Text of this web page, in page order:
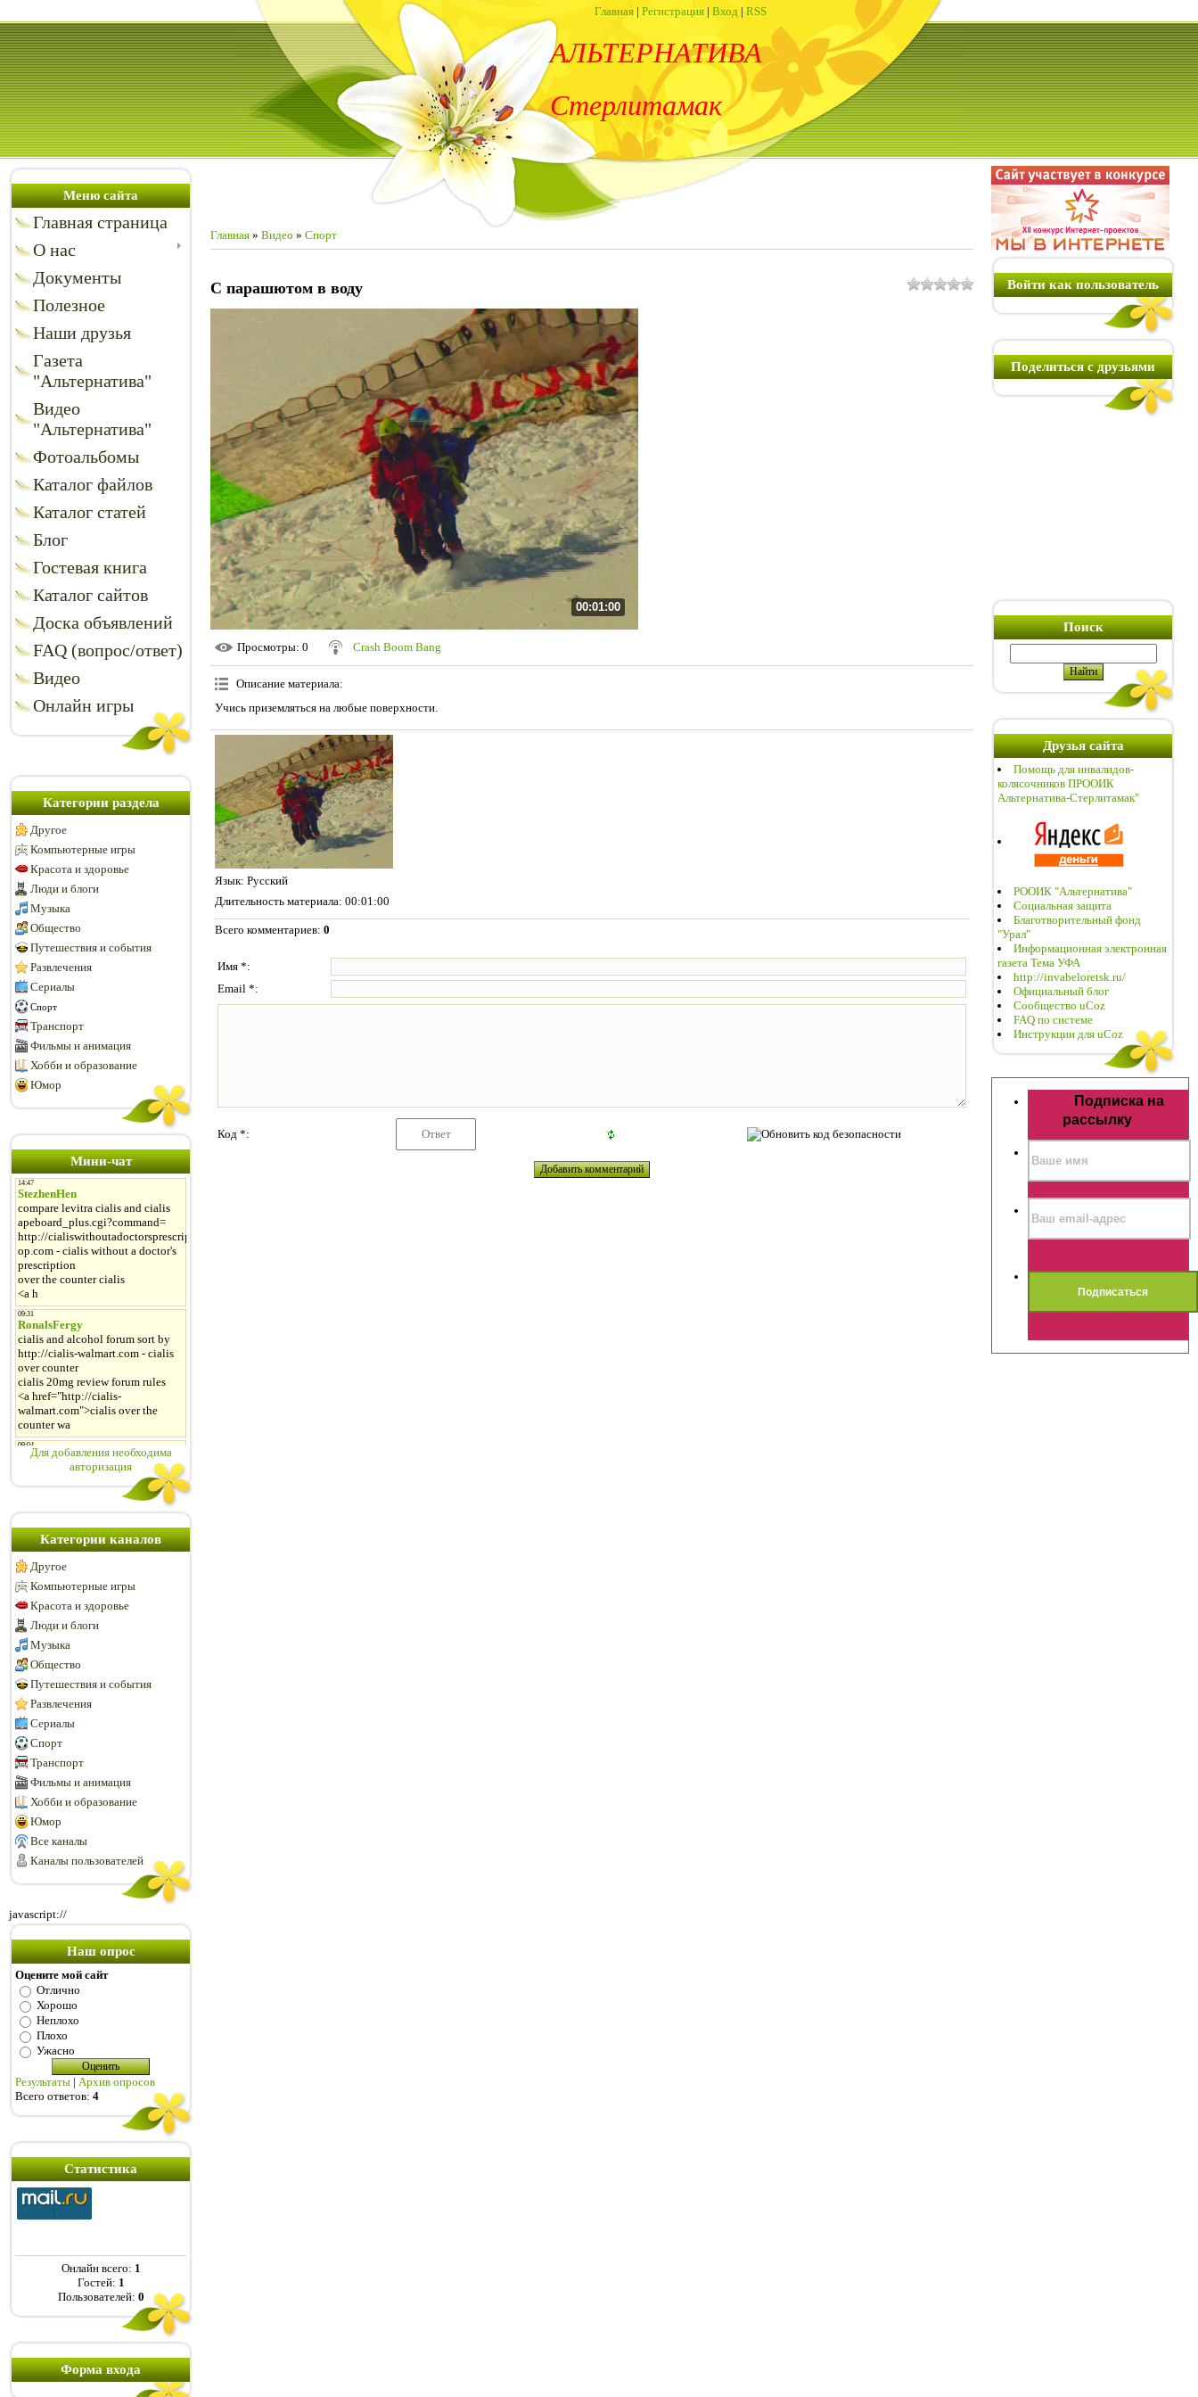
Главная | Регистрация | Вход | RSS
АЛЬТЕРНАТИВА
Стерлитамак
Меню сайта
Главная страница
О нас
Документы
Полезное
Наши друзья
Газета
"Альтернатива"
Видео
"Альтернатива"
Фотоальбомы
Каталог файлов
Каталог статей
Блог
Гостевая книга
Каталог сайтов
Доска объявлений
FAQ (вопрос/ответ)
Видео
Онлайн игры
Категории раздела
Другое
Компьютерные игры
Красота и здоровье
Люди и блоги
Музыка
Общество
Путешествия и события
Развлечения
Сериалы
Спорт
Транспорт
Фильмы и анимация
Хобби и образование
Юмор
Мини-чат
Для добавления необходима
авторизация
Категории каналов
Другое
Компьютерные игры
Красота и здоровье
Люди и блоги
Музыка
Общество
Путешествия и события
Развлечения
Сериалы
Спорт
Транспорт
Фильмы и анимация
Хобби и образование
Юмор
Все каналы
Каналы пользователей
javascript://
Наш опрос
Оцените мой сайт
Отлично
Хорошо
Неплохо
Плохо
Ужасно
Результаты | Архив опросов
Всего ответов: 4
Статистика
Онлайн всего: 1
Гостей: 1
Пользователей: 0
Форма входа
Главная » Видео » Спорт
С парашютом в воду
00:01:00
Просмотры: 0 Crash Boom Bang
Описание материала:
Учись приземляться на любые поверхности.
Язык: Русский
Длительность материала: 00:01:00
Всего комментариев: 0
Имя *:
Email *:
Код *:
Войти как пользователь
Поделиться с друзьями
Поиск
Друзья сайта
Помощь для инвалидов-
колясочников ПРООИК
Альтернатива-Стерлитамак"
РООИК "Альтернатива"
Социальная защита
Благотворительный фонд
"Урал"
Информационная электронная
газета Тема УФА
http://invabeloretsk.ru/
Официальный блог
Сообщество uCoz
FAQ по системе
Инструкции для uCoz
Подписка на
рассылку